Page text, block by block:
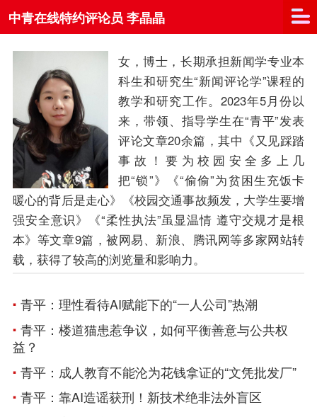
中青在线特约评论员 李晶晶
女，博士，长期承担新闻学专业本
科生和研究生“新闻评论学”课程的
教学和研究工作。2023年5月份以
来，带领、指导学生在“青平”发表
评论文章20余篇，其中《又见踩踏
事故！要为校园安全多上几
把“锁”》《“偷偷”为贫困生充饭卡
暖心的背后是走心》《校园交通事故频发，大学生要增
强安全意识》《“柔性执法”虽显温情 遵守交规才是根
本》等文章9篇，被网易、新浪、腾讯网等多家网站转
载，获得了较高的浏览量和影响力。
青平：理性看待AI赋能下的“一人公司”热潮
青平：楼道猫患惹争议，如何平衡善意与公共权
益？
青平：成人教育不能沦为花钱拿证的“文凭批发厂”
青平：靠AI造谣获刑！新技术绝非法外盲区